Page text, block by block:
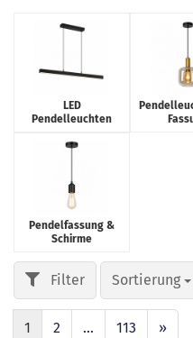
LED
Pendelleuchten
Pendelfassung &
Schirme
Sortierung
1 2 ... 113 »